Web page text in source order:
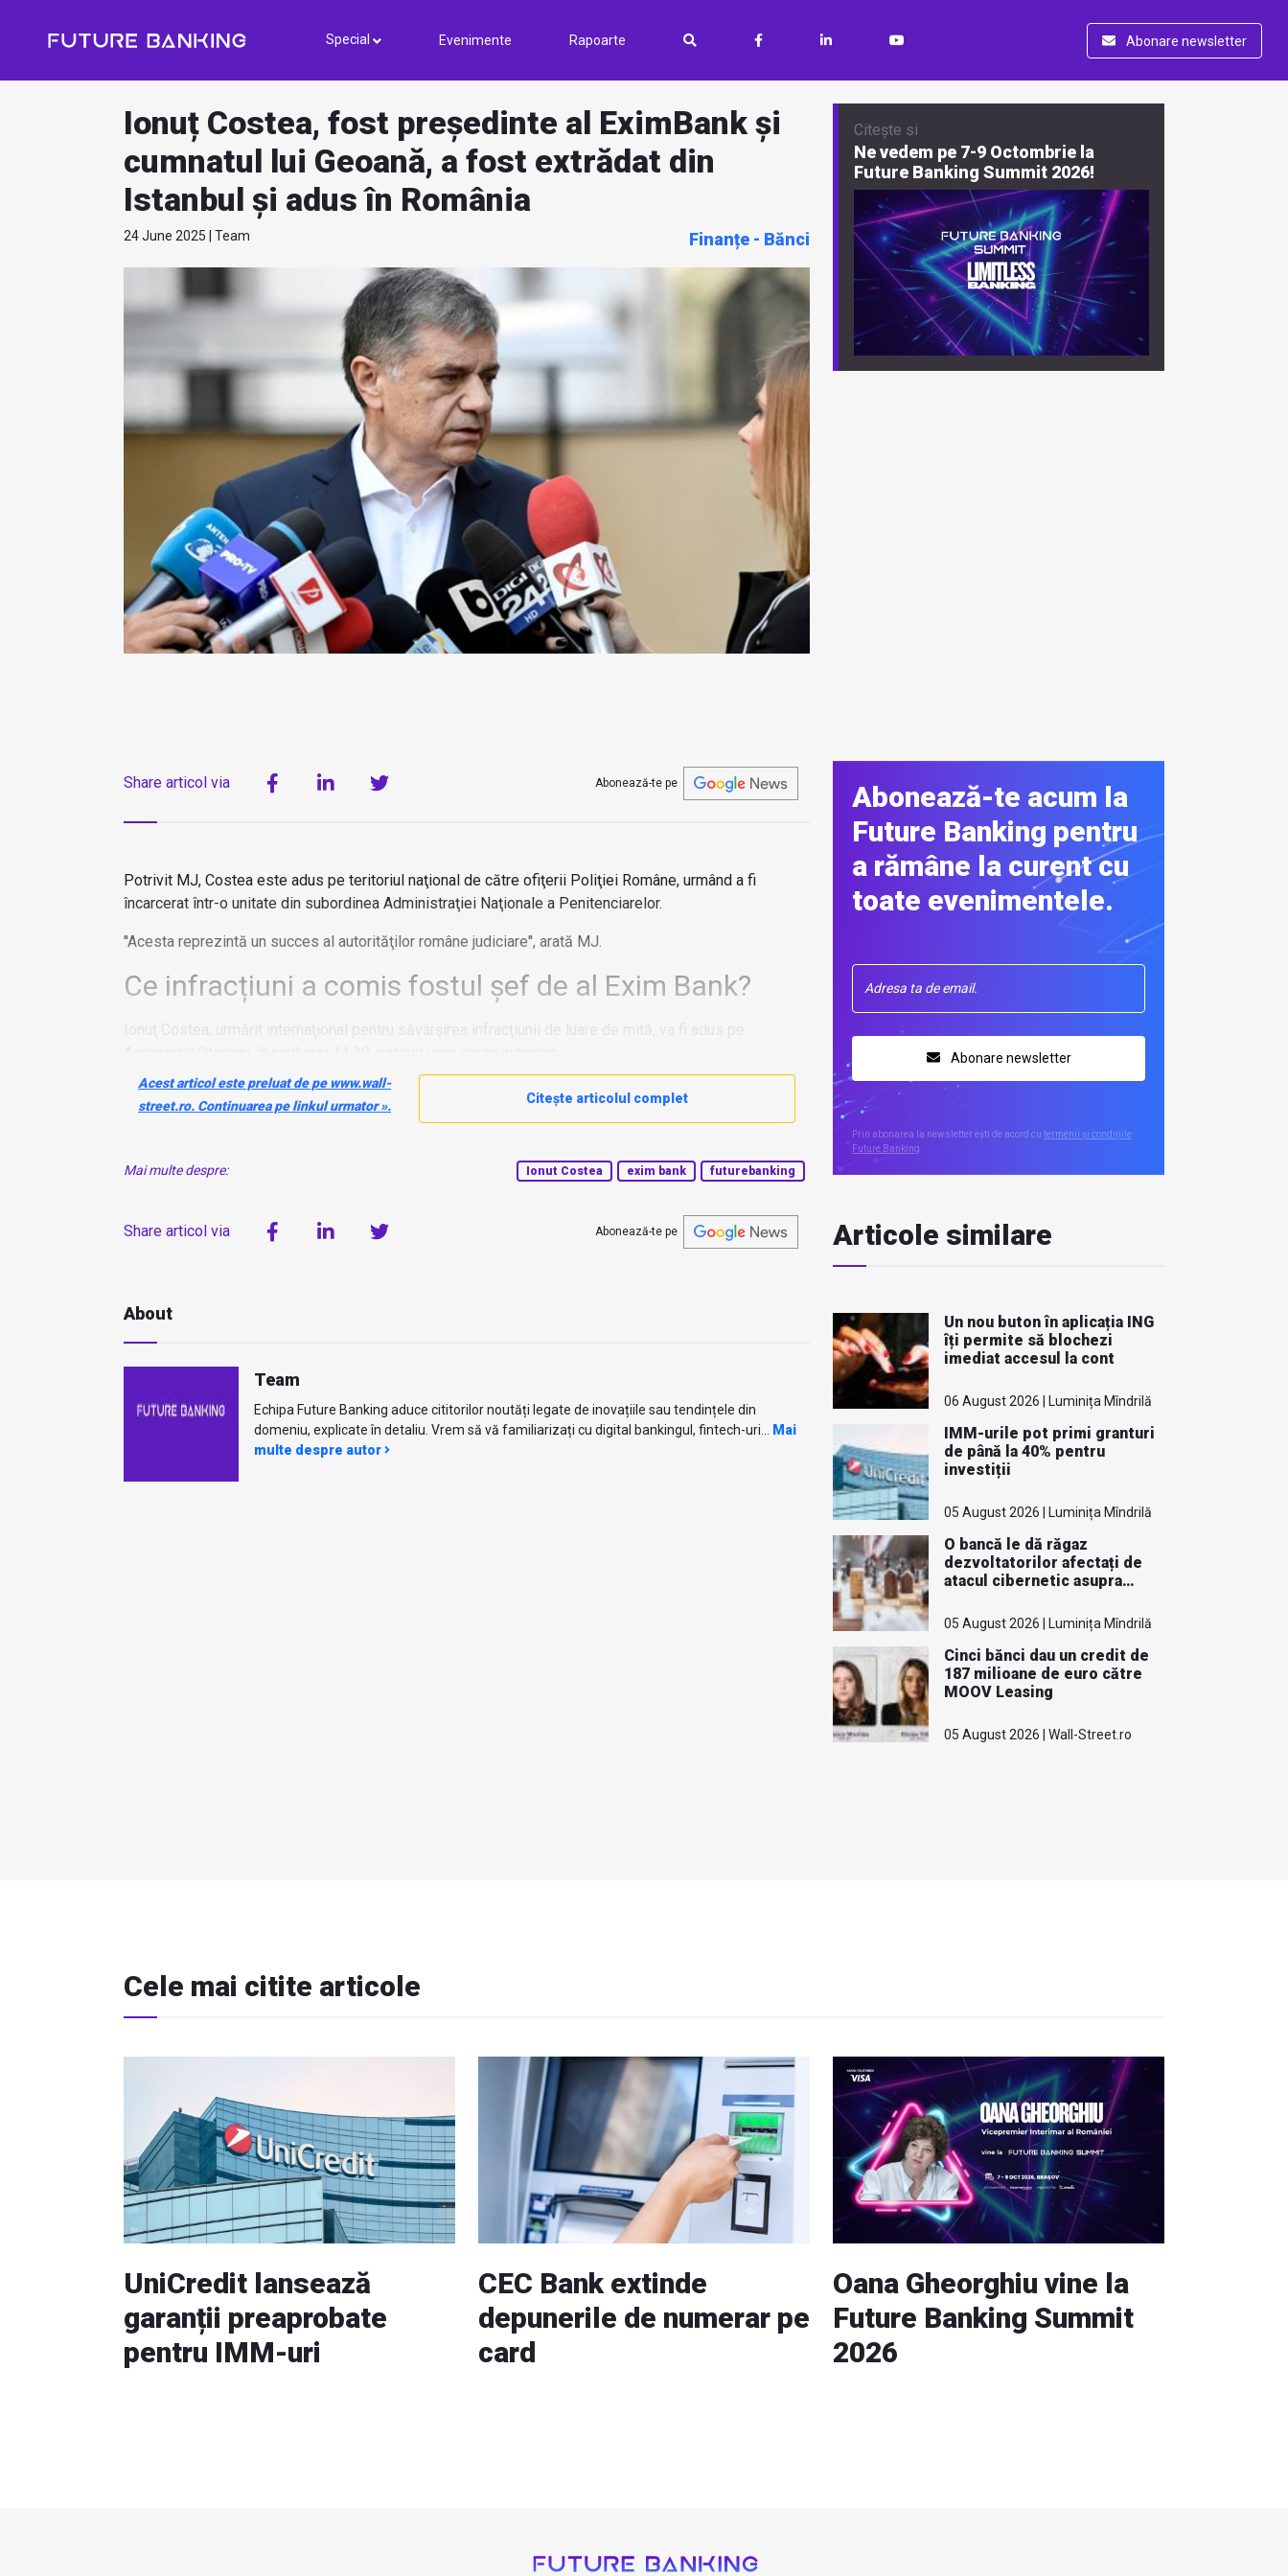
Special Evenimente Rapoarte Abonare newsletter
Ionuț Costea, fost președinte al EximBank și
cumnatul lui Geoană, a fost extrădat din
Istanbul și adus în România
24 June 2025 | Team Finanțe - Bănci
Citește si
Ne vedem pe 7-9 Octombrie la
Future Banking Summit 2026!
Share articol via Abonează-te pe
Potrivit MJ, Costea este adus pe teritoriul naţional de către ofiţerii Poliţiei Române, urmând a fi
încarcerat într-o unitate din subordinea Administraţiei Naţionale a Penitenciarelor.
''Acesta reprezintă un succes al autorităţilor române judiciare'', arată MJ.
Ce infracțiuni a comis fostul șef de al Exim Bank?
Acest articol este preluat de pe www.wall-
street.ro. Continuarea pe linkul urmator ».
Citește articolul complet
Mai multe despre: Ionut Costea exim bank futurebanking
Share articol via Abonează-te pe
About
Team
Echipa Future Banking aduce cititorilor noutăți legate de inovațiile sau tendințele din
domeniu, explicate în detaliu. Vrem să vă familiarizați cu digital bankingul, fintech-uri...
Mai
multe despre autor
Abonează-te acum la
Future Banking pentru
a rămâne la curent cu
toate evenimentele.
Abonare newsletter
Prin abonarea la newsletter ești de acord cu termenii și condițiile
Future Banking
Articole similare
Un nou buton în aplicația ING
îți permite să blochezi
imediat accesul la cont
06 August 2026 | Luminița Mîndrilă
IMM-urile pot primi granturi
de până la 40% pentru
investiții
05 August 2026 | Luminița Mîndrilă
O bancă le dă răgaz
dezvoltatorilor afectați de
atacul cibernetic asupra
05 August 2026 | Luminița Mîndrilă
Cinci bănci dau un credit de
187 milioane de euro către
MOOV Leasing
05 August 2026 | Wall-Street.ro
Cele mai citite articole
UniCredit lansează
garanții preaprobate
pentru IMM-uri
CEC Bank extinde
depunerile de numerar pe
card
Oana Gheorghiu vine la
Future Banking Summit
2026